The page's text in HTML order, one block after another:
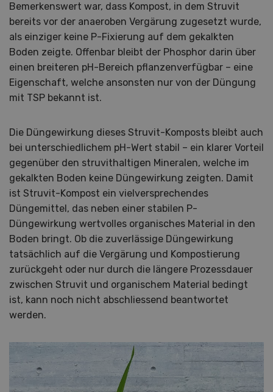
Bemerkenswert war, dass Kompost, in dem Struvit
bereits vor der anaeroben Vergärung zugesetzt wurde,
als einziger keine P-Fixierung auf dem gekalkten
Boden zeigte. Offenbar bleibt der Phosphor darin über
einen breiteren pH-Bereich pflanzenverfügbar – eine
Eigenschaft, welche ansonsten nur von der Düngung
mit TSP bekannt ist.
Die Düngewirkung dieses Struvit-Komposts bleibt auch
bei unterschiedlichem pH-Wert stabil – ein klarer Vorteil
gegenüber den struvithaltigen Mineralen, welche im
gekalkten Boden keine Düngewirkung zeigten. Damit
ist Struvit-Kompost ein vielversprechendes
Düngemittel, das neben einer stabilen P-
Düngewirkung wertvolles organisches Material in den
Boden bringt. Ob die zuverlässige Düngewirkung
tatsächlich auf die Vergärung und Kompostierung
zurückgeht oder nur durch die längere Prozessdauer
zwischen Struvit und organischem Material bedingt
ist, kann noch nicht abschliessend beantwortet
werden.